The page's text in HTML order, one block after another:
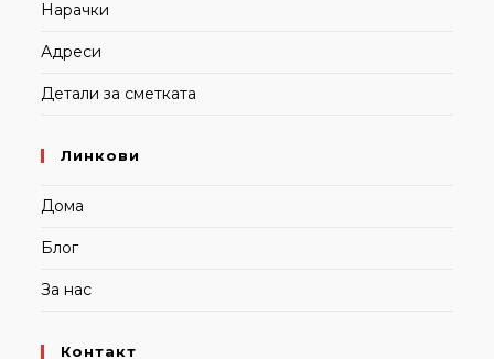
Нарачки
Адреси
Детали за сметката
Линкови
Дома
Блог
За нас
Контакт